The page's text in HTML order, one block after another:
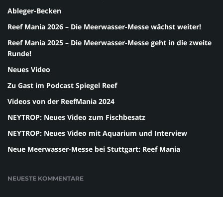
Ableger-Becken
Reef Mania 2026 – Die Meerwasser-Messe wächst weiter!
Reef Mania 2025 – Die Meerwasser-Messe geht in die zweite
Runde!
Neues Video
Zu Gast im Podcast Spiegel Reef
Videos von der ReefMania 2024
NEYTROP: Neues Video zum Fischbesatz
NEYTROP: Neues Video mit Aquarium und Interview
Neue Meerwasser-Messe bei Stuttgart: Reef Mania
NEUESTE KOMMENTARE